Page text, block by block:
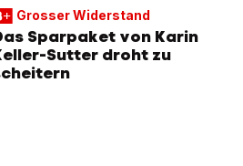
Grosser Widerstand
Sparpaket von Karin
Sutter droht zu